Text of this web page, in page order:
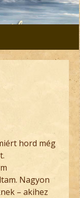
hord még
Nagyon
– akihez